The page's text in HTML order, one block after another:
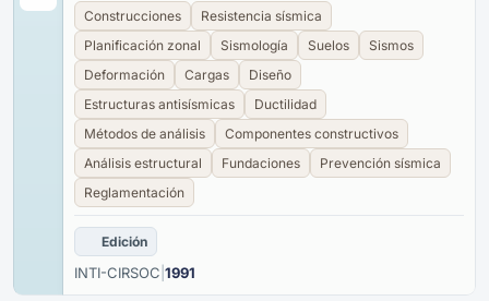
Construcciones
Resistencia sísmica
Planificación zonal
Sismología Suelos
Sismos
Deformación
Cargas
Diseño
Estructuras antisísmicas
Ductilidad
Métodos de análisis
Componentes constructivos
Análisis estructural
Fundaciones
Prevención sísmica
Reglamentación
Edición
INTI-CIRSOC 1991